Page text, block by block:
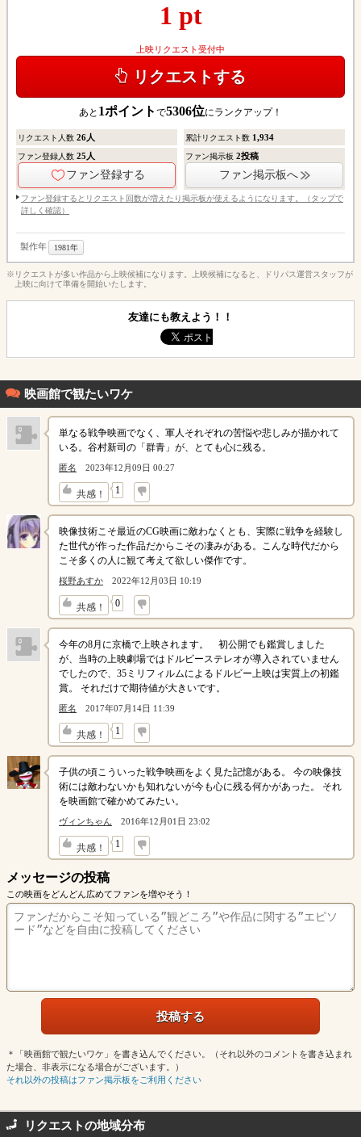
1 pt
上映リクエスト受付中
リクエストする
あと 1ポイント で5306位にランクアップ！
リクエスト人数 26人 累計リクエスト数 1,934
ファン登録人数 25人
ファン登録する
ファン掲示板2投稿
ファン掲示板へ
ファン登録するとリクエスト回数が増えたり掲示板が使えるようになります。（タップで
詳しく確認）
製作年 1981年
※リクエストが多い作品から上映候補になります。上映候補になると、ドリパス運営スタッフが
上映に向けて準備を開始いたします。
友達にも教えよう！！
映画館で観たいワケ
単なる戦争映画でなく、軍人それぞれの苦悩や悲しみが描かれて
いる。谷村新司の「群青」が、とても心に残る。
匿名 2023年12月09日 00:27
共感！ 1
↓
映像技術こそ最近のCG映画に敵わなくとも、実際に戦争を経験し
た世代が作った作品だからこその凄みがある。こんな時代だから
こそ多くの人に観て考えて欲しい傑作です。
桜野あすか 2022年12月03日 10:19
共感！ 0
↓
今年の8月に京橋で上映されます。 初公開でも鑑賞しました
が、当時の上映劇場ではドルビーステレオが導入されていません
でしたので、35ミリフィルムによるドルビー上映は実質上の初鑑
賞。 それだけで期待値が大きいです。
匿名 2017年07月14日 11:39
共感！ 1
↓
子供の頃こういった戦争映画をよく見た記憶がある。 今の映像技
術には敵わないかも知れないが今も心に残る何かがあった。 それ
を映画館で確かめてみたい。
ヴィンちゃん 2016年12月01日 23:02
共感！ 1
↓
メッセージの投稿
この映画をどんどん広めてファンを増やそう！
＊「映画館で観たいワケ」を書き込んでください。（それ以外のコメントを書き込まれ
た場合、非表示になる場合がございます。）
それ以外の投稿はファン掲示板をご利用ください
リクエストの地域分布